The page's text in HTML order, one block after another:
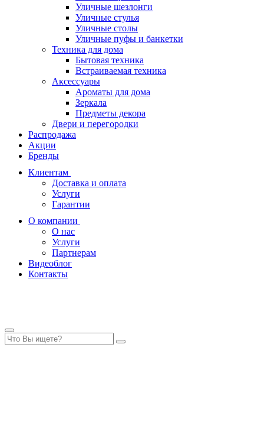
Уличные шезлонги
Уличные стулья
Уличные столы
Уличные пуфы и банкетки
Техника для дома
Бытовая техника
Встраиваемая техника
Аксессуары
Ароматы для дома
Зеркала
Предметы декора
Двери и перегородки
Распродажа
Акции
Бренды
Клиентам
Доставка и оплата
Услуги
Гарантии
О компании
О нас
Услуги
Партнерам
Видеоблог
Контакты